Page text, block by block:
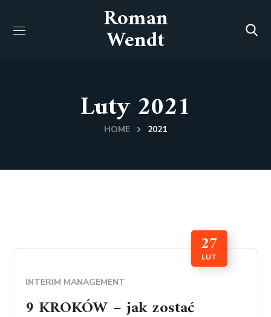
Roman
Wendt
Luty 2021
HOME 2021
27
LUT
INTERIM MANAGEMENT
9 KROKÓW – jak zostać